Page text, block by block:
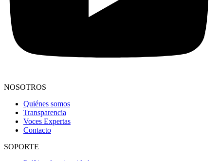
NOSOTROS
Quiénes somos
Transparencia
Voces Expertas
Contacto
SOPORTE